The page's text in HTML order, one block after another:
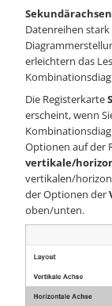
Sekundärachsen
Datenreihen
erleichtern das
Die Registerkarte
erscheint, wenn
Optionen auf der
vertikale/
vertikalen/
der Optionen der
oben/unten.